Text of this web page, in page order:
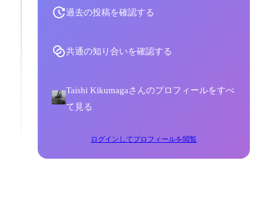
過去の投稿を確認する
共通の知り合いを確認する
Taishi Kikumagaさんのプロフィールをすべ
て見る
ログインしてプロフィールを閲覧